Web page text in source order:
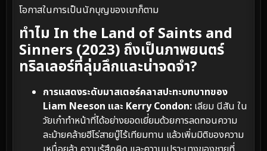
โอกาสในการเป็นนักบุญของเขาก็ตาม
ทำไม In the Land of Saints and
Sinners (2023) ถึงเป็นภาพยนตร์
ทริลเลอร์ที่ลุ่มลึกและน่าจดจำ?
การแสดงระดับมาสเตอร์คลาสปะทะบทบาทของ
Liam Neeson และ Kerry Condon: เลียม นีสัน ใน
วัยเก๋าทำหน้าที่ได้อย่างยอดเยี่ยมด้วยการลดทอนความ
ละม้ายคล้ายฮีโร่สายบู๊ไร้เทียมทาน แล้วเพิ่มมิติของความ